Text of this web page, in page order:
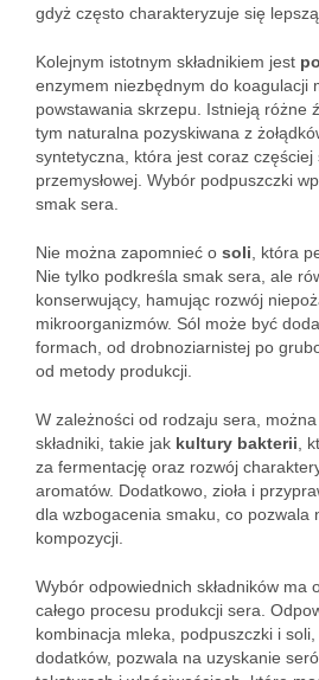
gdyż często charakteryzuje się lepszą
Kolejnym istotnym składnikiem jest
enzymem niezbędnym do koagulacji
powstawania skrzepu. Istnieją różne
tym naturalna pozyskiwana z
syntetyczna, która jest coraz
przemysłowej. Wybór podpuszczki
smak sera.
Nie można zapomnieć o soli , która
Nie tylko podkreśla smak sera, ale
konserwujący, hamując rozwój
mikroorganizmów. Sól może być
formach, od drobnoziarnistej po
od metody produkcji.
W zależności od rodzaju sera,
składniki, takie jak kultury bakterii ,
za fermentację oraz rozwój
aromatów. Dodatkowo, zioła i
dla wzbogacenia smaku, co pozwala
kompozycji.
Wybór odpowiednich składników ma
całego procesu produkcji sera.
kombinacja mleka, podpuszczki i
dodatków, pozwala na uzyskanie